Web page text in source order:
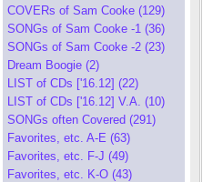
COVERs of Sam Cooke (129)
SONGs of Sam Cooke -1 (36)
SONGs of Sam Cooke -2 (23)
Dream Boogie (2)
LIST of CDs ['16.12] (22)
LIST of CDs ['16.12] V.A. (10)
SONGs often Covered (291)
Favorites, etc. A-E (63)
Favorites, etc. F-J (49)
Favorites, etc. K-O (43)